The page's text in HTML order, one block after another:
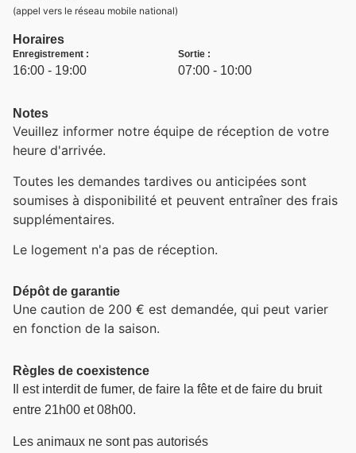
(appel vers le réseau mobile national)
Horaires
Enregistrement :
16:00 - 19:00
Sortie :
07:00 - 10:00
Notes
Veuillez informer notre équipe de réception de votre
heure d'arrivée.
Toutes les demandes tardives ou anticipées sont
soumises à disponibilité et peuvent entraîner des frais
supplémentaires.
Le logement n'a pas de réception.
Dépôt de garantie
Une caution de 200 € est demandée, qui peut varier
en fonction de la saison.
Règles de coexistence
Il est interdit de fumer, de faire la fête et de faire du bruit
entre 21h00 et 08h00.
Les animaux ne sont pas autorisés